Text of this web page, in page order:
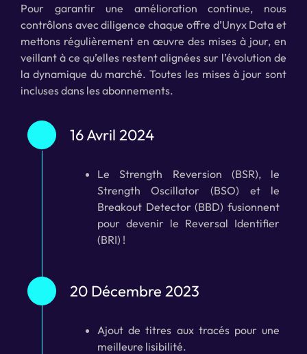
Pour garantir une amélioration continue, nous
contrôlons avec diligence chaque offre d’Unyx Data et
mettons régulièrement en œuvre des mises à jour, en
veillant à ce qu’elles restent alignées sur l’évolution de
la dynamique du marché. Toutes les mises à jour sont
incluses dans les abonnements.
16 Avril 2024
Le Strength Reversion (BSR), le
Strength Oscillator (BSO) et le
Breakout Detector (BBD) fusionnent
pour devenir le Reversal Identifier
(BRI) !
20 Décembre 2023
Ajout de titres aux tracés pour une
meilleure lisibilité.